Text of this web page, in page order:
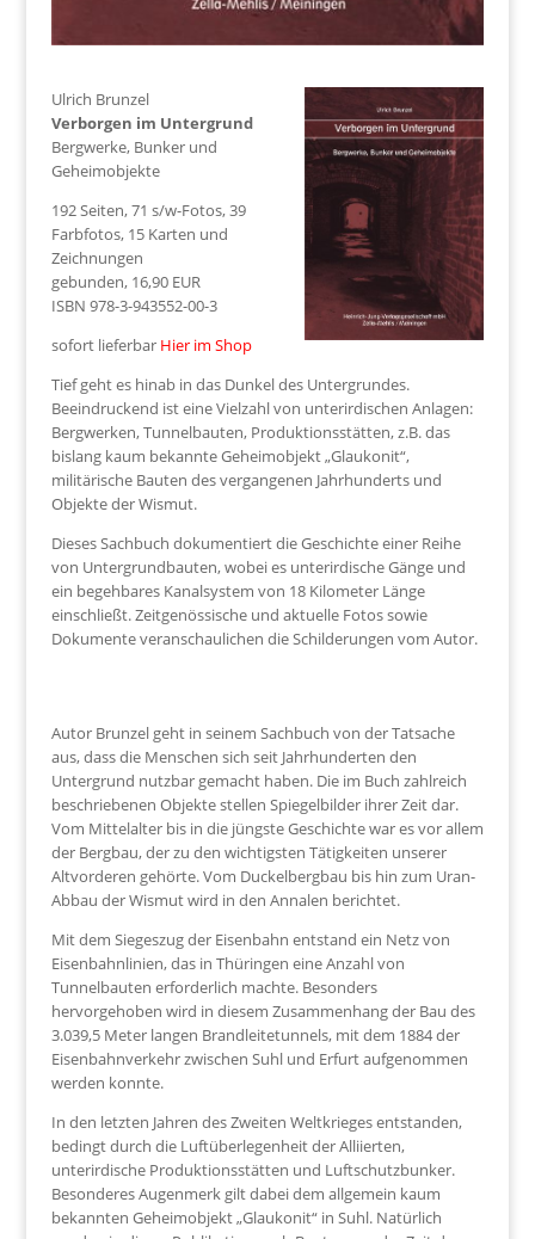
Ulrich Brunzel
Verborgen im Untergrund
Bergwerke, Bunker und
Geheimobjekte
192 Seiten, 71 s/w-Fotos, 39
Farbfotos, 15 Karten und
Zeichnungen
gebunden, 16,90 EUR
ISBN 978-3-943552-00-3
sofort lieferbar Hier im Shop
Tief geht es hinab in das Dunkel des Untergrundes.
Beeindruckend ist eine Vielzahl von unterirdischen Anlagen:
Bergwerken, Tunnelbauten, Produktionsstätten, z.B. das
bislang kaum bekannte Geheimobjekt „Glaukonit“,
militärische Bauten des vergangenen Jahrhunderts und
Objekte der Wismut.
Dieses Sachbuch dokumentiert die Geschichte einer Reihe
von Untergrundbauten, wobei es unterirdische Gänge und
ein begehbares Kanalsystem von 18 Kilometer Länge
einschließt. Zeitgenössische und aktuelle Fotos sowie
Dokumente veranschaulichen die Schilderungen vom Autor.
Autor Brunzel geht in seinem Sachbuch von der Tatsache
aus, dass die Menschen sich seit Jahrhunderten den
Untergrund nutzbar gemacht haben. Die im Buch zahlreich
beschriebenen Objekte stellen Spiegelbilder ihrer Zeit dar.
Vom Mittelalter bis in die jüngste Geschichte war es vor allem
der Bergbau, der zu den wichtigsten Tätigkeiten unserer
Altvorderen gehörte. Vom Duckelbergbau bis hin zum Uran-
Abbau der Wismut wird in den Annalen berichtet.
Mit dem Siegeszug der Eisenbahn entstand ein Netz von
Eisenbahnlinien, das in Thüringen eine Anzahl von
Tunnelbauten erforderlich machte. Besonders
hervorgehoben wird in diesem Zusammenhang der Bau des
3.039,5 Meter langen Brandleitetunnels, mit dem 1884 der
Eisenbahnverkehr zwischen Suhl und Erfurt aufgenommen
werden konnte.
In den letzten Jahren des Zweiten Weltkrieges entstanden,
bedingt durch die Luftüberlegenheit der Alliierten,
unterirdische Produktionsstätten und Luftschutzbunker.
Besonderes Augenmerk gilt dabei dem allgemein kaum
bekannten Geheimobjekt „Glaukonit“ in Suhl. Natürlich